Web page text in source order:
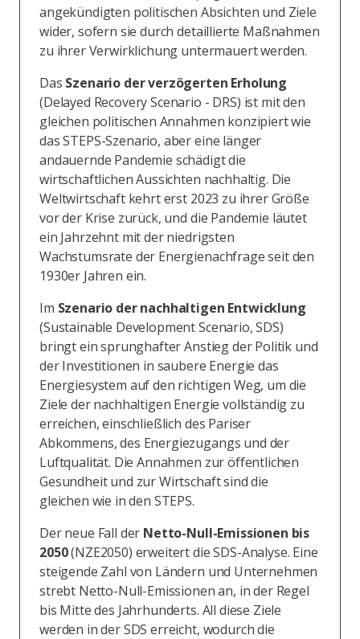
angekündigten politischen Absichten und Ziele
wider, sofern sie durch detaillierte Maßnahmen
zu ihrer Verwirklichung untermauert werden.
Das Szenario der verzögerten Erholung
(Delayed Recovery Scenario - DRS) ist mit den
gleichen politischen Annahmen konzipiert wie
das STEPS-Szenario, aber eine länger
andauernde Pandemie schädigt die
wirtschaftlichen Aussichten nachhaltig. Die
Weltwirtschaft kehrt erst 2023 zu ihrer Größe
vor der Krise zurück, und die Pandemie läutet
ein Jahrzehnt mit der niedrigsten
Wachstumsrate der Energienachfrage seit den
1930er Jahren ein.
Im Szenario der nachhaltigen Entwicklung
(Sustainable Development Scenario, SDS)
bringt ein sprunghafter Anstieg der Politik und
der Investitionen in saubere Energie das
Energiesystem auf den richtigen Weg, um die
Ziele der nachhaltigen Energie vollständig zu
erreichen, einschließlich des Pariser
Abkommens, des Energiezugangs und der
Luftqualität. Die Annahmen zur öffentlichen
Gesundheit und zur Wirtschaft sind die
gleichen wie in den STEPS.
Der neue Fall der Netto-Null-Emissionen bis
2050(NZE2050) erweitert die SDS-Analyse. Eine
steigende Zahl von Ländern und Unternehmen
strebt Netto-Null-Emissionen an, in der Regel
bis Mitte des Jahrhunderts. All diese Ziele
werden in der SDS erreicht, wodurch die